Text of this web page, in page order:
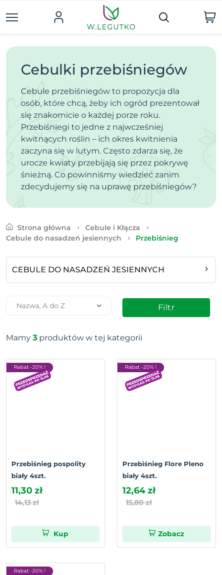
Cebulki przebiśniegów
Cebule przebiśniegów to propozycja dla
osób, które chcą, żeby ich ogród prezentował
się znakomicie o każdej porze roku.
Przebiśniegi to jedne z najwcześniej
kwitnących roślin – ich okres kwitnienia
zaczyna się w lutym. Często zdarza się, że
urocze kwiaty przebijają się przez pokrywę
śnieżną. Co powinniśmy wiedzieć zanim
zdecydujemy się na uprawę przebiśniegów?
Strona główna
Cebule i Kłącza
Cebule do nasadzeń jesiennych
Przebiśnieg
CEBULE DO NASADZEŃ JESIENNYCH
Filtr
Mamy 3 produktów w tej kategorii
Rabat -20% !
Przebiśnieg pospolity
biały 4szt.
11,30 zł
14,13 zł
Kup
Rabat -20% !
Przebiśnieg Flore Pleno
biały 4szt.
12,64 zł
15,80 zł
Zobacz
Rabat -20% !